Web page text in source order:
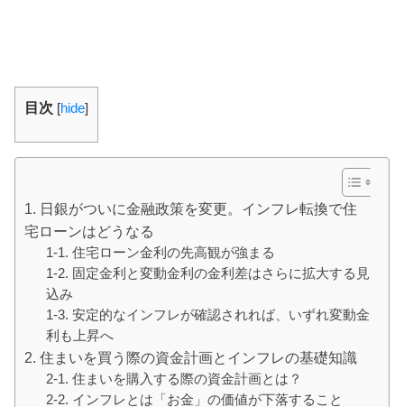
目次 [hide]
1. 日銀がついに金融政策を変更。インフレ転換で住
宅ローンはどうなる
1-1. 住宅ローン金利の先高観が強まる
1-2. 固定金利と変動金利の金利差はさらに拡大する見
込み
1-3. 安定的なインフレが確認されれば、いずれ変動金
利も上昇へ
2. 住まいを買う際の資金計画とインフレの基礎知識
2-1. 住まいを購入する際の資金計画とは？
2-2. インフレとは「お金」の価値が下落すること